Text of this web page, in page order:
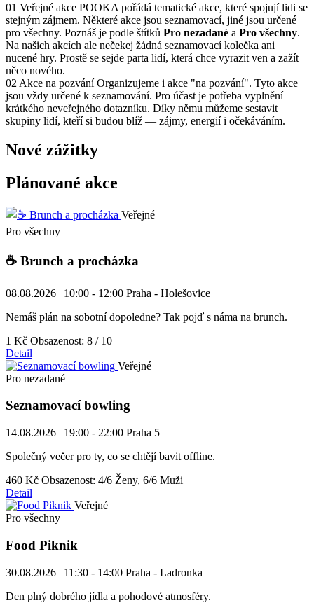
01 Veřejné akce POOKA pořádá tematické akce, které spojují lidi se
stejným zájmem. Některé akce jsou seznamovací, jiné jsou určené
pro všechny. Poznáš je podle štítků Pro nezadané a Pro všechny.
Na našich akcích ale nečekej žádná seznamovací kolečka ani
nucené hry. Prostě se sejde parta lidí, která chce vyrazit ven a zažít
něco nového.
02 Akce na pozvání Organizujeme i akce "na pozvání". Tyto akce
jsou vždy určené k seznamování. Pro účast je potřeba vyplnění
krátkého neveřejného dotazníku. Díky němu můžeme sestavit
skupiny lidí, kteří si budou blíž — zájmy, energií i očekáváním.
Nové zážitky
Plánované akce
Veřejné
Pro všechny
☕ Brunch a procházka
08.08.2026 | 10:00 - 12:00 Praha - Holešovice
Nemáš plán na sobotní dopoledne? Tak pojď s náma na brunch.
1 Kč Obsazenost: 8 / 10
Detail
Veřejné
Pro nezadané
Seznamovací bowling
14.08.2026 | 19:00 - 22:00 Praha 5
Společný večer pro ty, co se chtějí bavit offline.
460 Kč Obsazenost: 4/6 Ženy, 6/6 Muži
Detail
Veřejné
Pro všechny
Food Piknik
30.08.2026 | 11:30 - 14:00 Praha - Ladronka
Den plný dobrého jídla a pohodové atmosféry.